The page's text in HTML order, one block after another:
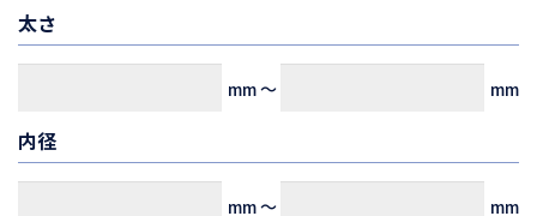
太さ
mm～ mm
内径
mm～ mm